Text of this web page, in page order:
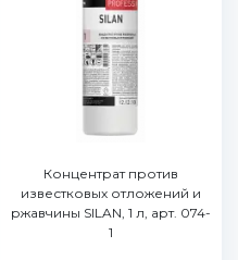
Концентрат против
известковых отложений и
ржавчины SILAN, 1 л, арт. 074-
1